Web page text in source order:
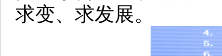
求变、求发展。